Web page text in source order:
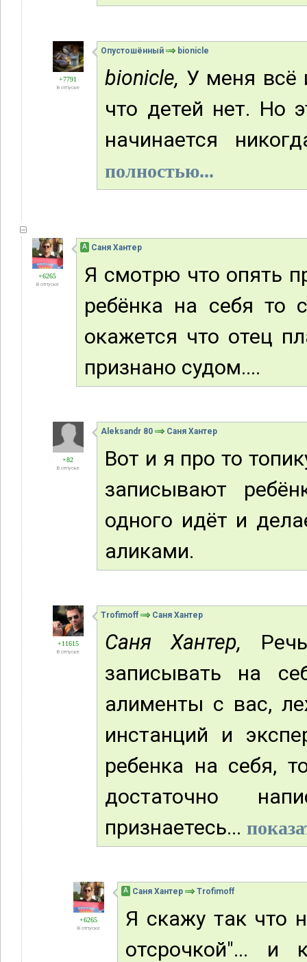
+7791
В отпуске
Опустошённый bionicle
bionicle, У меня всё
что детей нет. Но
начинается
полностью...
+6265
В отпуске
А Саня Хантер
Я смотрю что опять
ребёнка на себя то
окажется что отец
признано судом....
+82
В отпуске
Aleksandr 80 Саня Хантер
Вот и я про то
записывают
одного идёт и
аликами.
+11615
В отпуске
Trofimoff Саня Хантер
Саня Хантер,
записывать на
алименты с вас,
инстанций и
ребенка на себя,
достаточно
признаетесь...
+6265
В отпуске
А Саня Хантер Trofimoff
Я скажу так что
отсрочкой"... и